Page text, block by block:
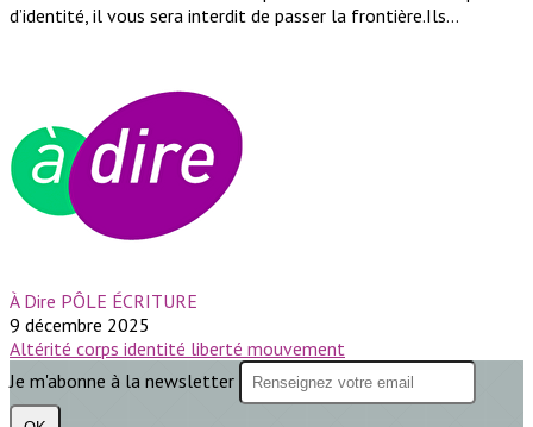
d’identité, il vous sera interdit de passer la frontière.Ils...
À Dire PÔLE ÉCRITURE
9 décembre 2025
Altérité corps identité liberté mouvement
Je m'abonne à la newsletter